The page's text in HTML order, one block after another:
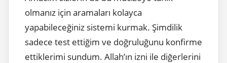
olmanız için aramaları kolayca
yapabileceğiniz sistemi kurmak. Şimdilik
sadece test ettiğim ve doğruluğunu konfirme
ettiklerimi sundum. Allah’ın izni ile diğerlerini